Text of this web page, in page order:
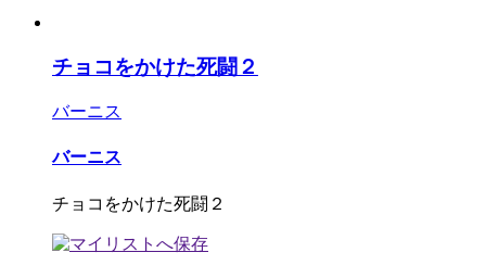
チョコをかけた死闘２
バーニス
バーニス
チョコをかけた死闘２